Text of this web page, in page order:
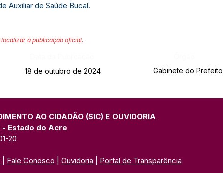
Auxiliar de Saúde Bucal.
a publicação oficial.
18 de outubro de 2024 Gabinete do Prefeito
AO CIDADÃO (SIC) E OUVIDORIA
Estado do Acre
20
Fale Conosco Ouvidoria Portal de Transparência